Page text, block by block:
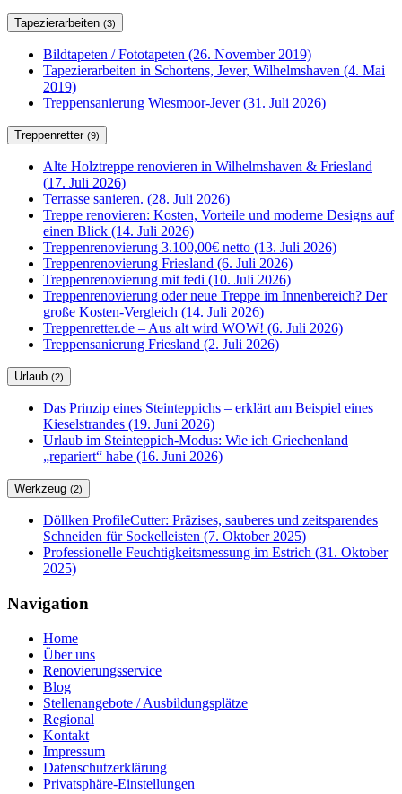
Tapezierarbeiten (3)
Bildtapeten / Fototapeten (26. November 2019)
Tapezierarbeiten in Schortens, Jever, Wilhelmshaven (4. Mai
2019)
Treppensanierung Wiesmoor-Jever (31. Juli 2026)
Treppenretter (9)
Alte Holztreppe renovieren in Wilhelmshaven & Friesland
(17. Juli 2026)
Terrasse sanieren. (28. Juli 2026)
Treppe renovieren: Kosten, Vorteile und moderne Designs auf
einen Blick (14. Juli 2026)
Treppenrenovierung 3.100,00€ netto (13. Juli 2026)
Treppenrenovierung Friesland (6. Juli 2026)
Treppenrenovierung mit fedi (10. Juli 2026)
Treppenrenovierung oder neue Treppe im Innenbereich? Der
große Kosten-Vergleich (14. Juli 2026)
Treppenretter.de – Aus alt wird WOW! (6. Juli 2026)
Treppensanierung Friesland (2. Juli 2026)
Urlaub (2)
Das Prinzip eines Steinteppichs – erklärt am Beispiel eines
Kieselstrandes (19. Juni 2026)
Urlaub im Steinteppich-Modus: Wie ich Griechenland
„repariert“ habe (16. Juni 2026)
Werkzeug (2)
Döllken ProfileCutter: Präzises, sauberes und zeitsparendes
Schneiden für Sockelleisten (7. Oktober 2025)
Professionelle Feuchtigkeitsmessung im Estrich (31. Oktober
2025)
Navigation
Home
Über uns
Renovierungsservice
Blog
Stellenangebote / Ausbildungsplätze
Regional
Kontakt
Impressum
Datenschutzerklärung
Privatsphäre-Einstellungen